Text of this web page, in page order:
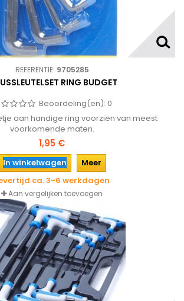
REFERENTIE: 9705285
RING BUDGET
Beoordeling(en): 0
aan handige ring voorzien van meest
voorkomende maten.
1,95 €
In winkelwagen
Meer
ca. 3-6 werkdagen
Aan vergelijken toevoegen